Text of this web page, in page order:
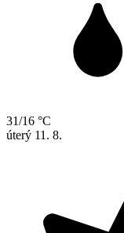
31/16 °C
úterý 11. 8.